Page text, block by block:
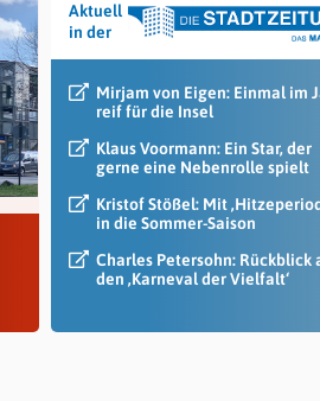
Aktuell
in der
Mirjam von Eigen: Einmal im
reif für die Insel
Klaus Voormann: Ein Star, der
gerne eine Nebenrolle spielt
Kristof Stößel: Mit
in die Sommer-Saison
Charles Petersohn: Rückblick
den ‚Karneval der Vielfalt‘